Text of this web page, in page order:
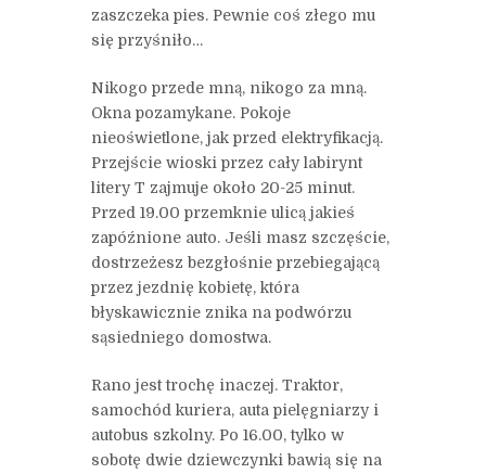
zaszczeka pies. Pewnie coś złego mu
się przyśniło…
Nikogo przede mną, nikogo za mną.
Okna pozamykane. Pokoje
nieoświetlone, jak przed elektryfikacją.
Przejście wioski przez cały labirynt
litery T zajmuje około 20-25 minut.
Przed 19.00 przemknie ulicą jakieś
zapóźnione auto. Jeśli masz szczęście,
dostrzeżesz bezgłośnie przebiegającą
przez jezdnię kobietę, która
błyskawicznie znika na podwórzu
sąsiedniego domostwa.
Rano jest trochę inaczej. Traktor,
samochód kuriera, auta pielęgniarzy i
autobus szkolny. Po 16.00, tylko w
sobotę dwie dziewczynki bawią się na